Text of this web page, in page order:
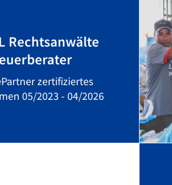
Rechtsanwälte
zertifiziertes
05/2023 - 04/2026